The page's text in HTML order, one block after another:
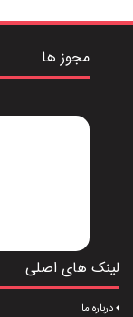
مجوز ها
لینک های اصلی
درباره ما